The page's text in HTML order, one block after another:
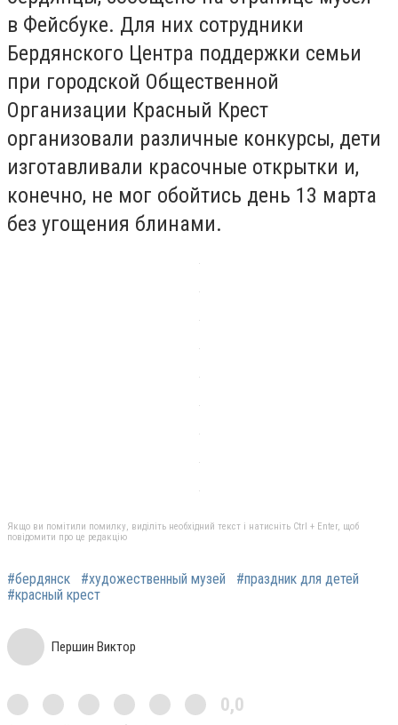
в Фейсбуке. Для них сотрудники
Бердянского Центра поддержки семьи
при городской Общественной
Организации Красный Крест
организовали различные конкурсы, дети
изготавливали красочные открытки и,
конечно, не мог обойтись день 13 марта
без угощения блинами.
Якщо ви помітили помилку, виділіть необхідний текст і натисніть Ctrl + Enter, щоб
повідомити про це редакцію
#бердянск #художественный музей
#праздник для детей
#красный крест
Першин Виктор
0,0